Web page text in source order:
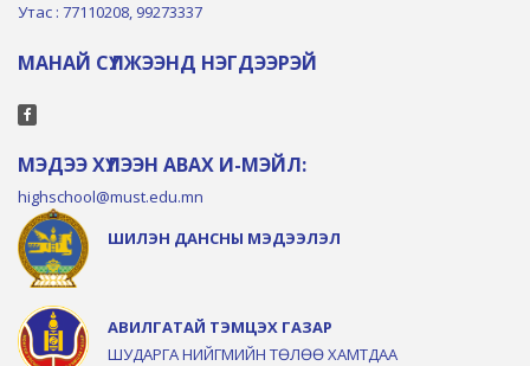
Утас : 77110208, 99273337
МАНАЙ СҮЛЖЭЭНД НЭГДЭЭРЭЙ
МЭДЭЭ ХҮЛЭЭН АВАХ И-МЭЙЛ:
highschool@must.edu.mn
ШИЛЭН ДАНСНЫ МЭДЭЭЛЭЛ
АВИЛГАТАЙ ТЭМЦЭХ ГАЗАР
ШУДАРГА НИЙГМИЙН ТӨЛӨӨ ХАМТДАА